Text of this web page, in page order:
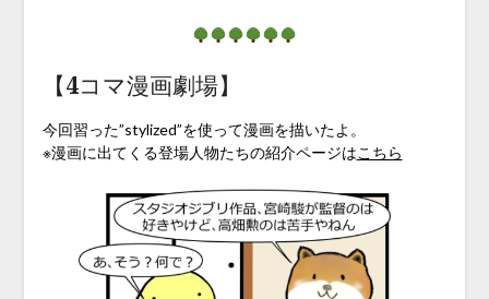
【4コマ漫画劇場】
今回習った”stylized”を使って漫画を描いたよ。
※漫画に出てくる登場人物たちの紹介ページはこちら